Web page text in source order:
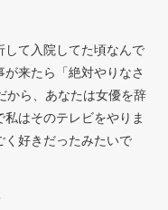
して入院してた頃なんで
来たら「絶対やりなさ
から、あなたは女優を辞
はそのテレビをやりま
く好きだったみたいで